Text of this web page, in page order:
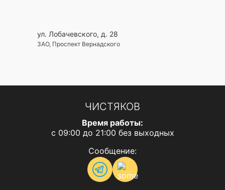
ул. Лобачевского, д. 28
ЗАО, Проспект Вернадского
ЧИСТЯКОВ
Время работы:
с 09:00 до 21:00 без выходных
Сообщение: